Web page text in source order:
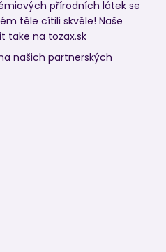
přírodních látek se
těle cítili skvěle! Naše
take na tozax.sk
našich partnerských